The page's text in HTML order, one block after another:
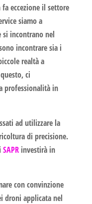
eccezione il settore
siamo a
incontrano nel
incontrare sia i
realtà a
ci
professionalità in
ad utilizzare la
di precisione.
SAPRinvestirà in
con convinzione
droni applicata nel